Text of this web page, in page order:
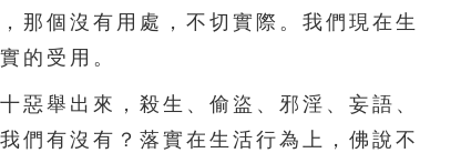
171 172 173 174 175
181 182 183 184 185
那個沒有用處，不切實際。我們現在生
的受用。
舉出來，殺生、偷盜、邪淫、妄語、
們有沒有？落實在生活行為上，佛說不